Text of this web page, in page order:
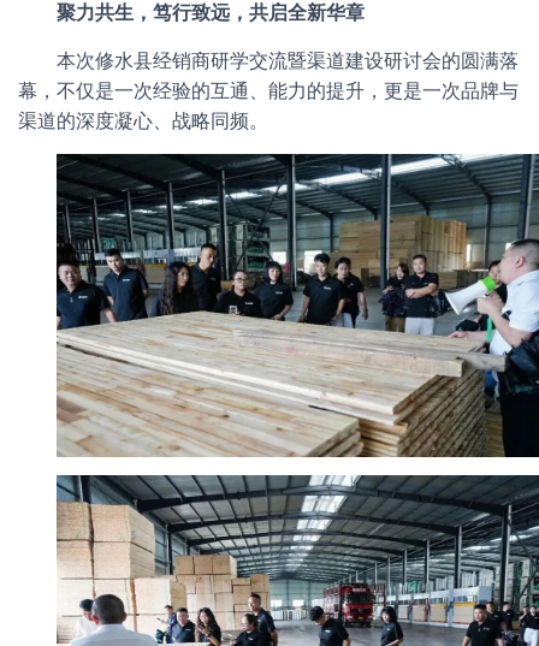
聚力共生，笃行致远，共启全新华章
本次修水县经销商研学交流暨渠道建设研讨会的圆满落
幕，不仅是一次经验的互通、能力的提升，更是一次品牌与
渠道的深度凝心、战略同频。